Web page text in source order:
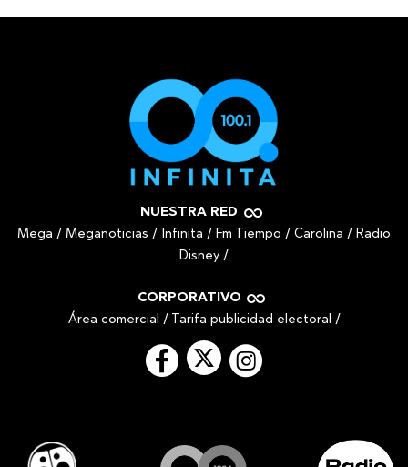
NUESTRA RED
Mega / Meganoticias / Infinita / Fm Tiempo / Carolina / Radio
Disney /
CORPORATIVO
Área comercial / Tarifa publicidad electoral /